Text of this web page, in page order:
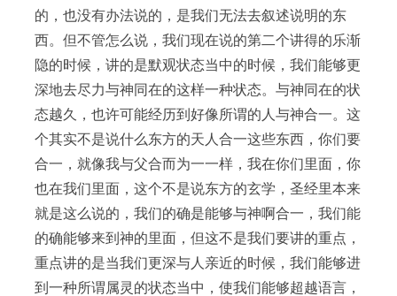
的，也没有办法说的，是我们无法去叙述说明的东
西。但不管怎么说，我们现在说的第二个讲得的乐渐
隐的时候，讲的是默观状态当中的时候，我们能够更
深地去尽力与神同在的这样一种状态。与神同在的状
态越久，也许可能经历到好像所谓的人与神合一。这
个其实不是说什么东方的天人合一这些东西，你们要
合一，就像我与父合而为一一样，我在你们里面，你
也在我们里面，这个不是说东方的玄学，圣经里本来
就是这么说的，我们的确是能够与神啊合一，我们能
的确能够来到神的里面，但这不是我们要讲的重点，
重点讲的是当我们更深与人亲近的时候，我们能够进
到一种所谓属灵的状态当中，使我们能够超越语言，